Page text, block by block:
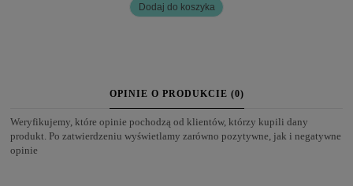
Dodaj do koszyka
OPINIE O PRODUKCIE (0)
Weryfikujemy, które opinie pochodzą od klientów, którzy kupili dany
produkt. Po zatwierdzeniu wyświetlamy zarówno pozytywne, jak i negatywne
opinie